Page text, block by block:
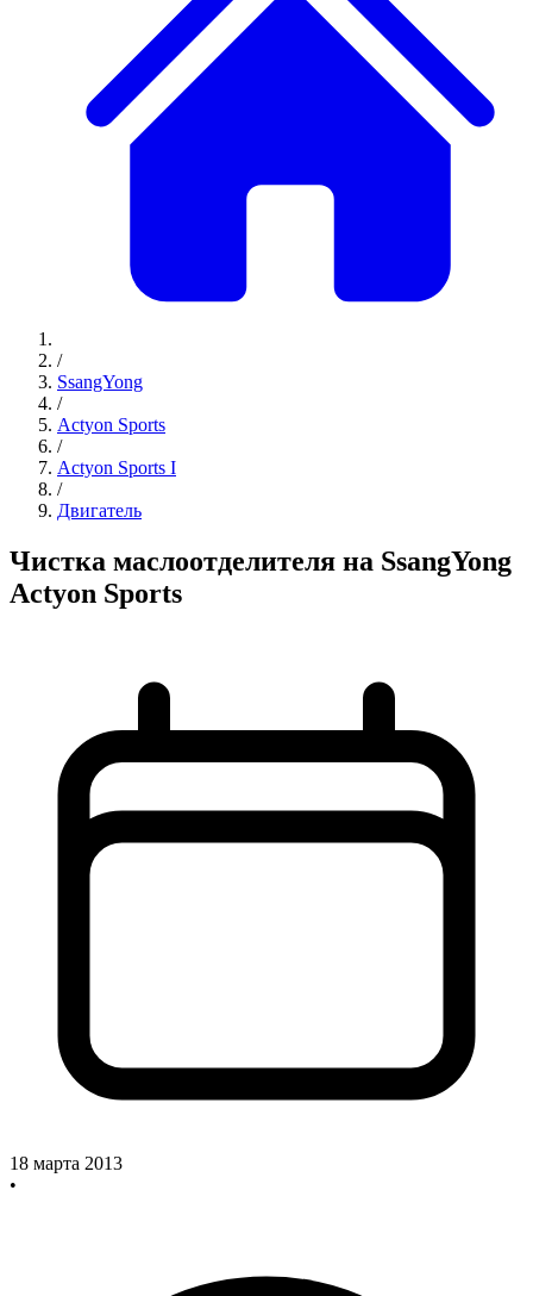
/
SsangYong
/
Actyon Sports
/
Actyon Sports I
/
Двигатель
Чистка маслоотделителя на SsangYong
Actyon Sports
18 марта 2013
•